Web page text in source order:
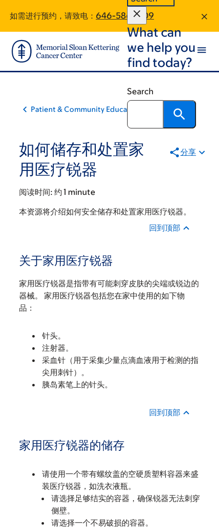
main
content
footer
如需进行预约，请致电： 646-586-1309
What can
we help you
find today?
Search
Patient & Community Education
如何储存和处置家
用医疗锐器
分享
阅读时间: 约 1 minute
本资源将介绍如何安全储存和处置家用医疗锐器。
回到顶部
关于家用医疗锐器
家用医疗锐器是指带有可能刺穿皮肤的尖端或锐边的
器械。 家用医疗锐器包括您在家中使用的如下物
品：
针头。
注射器。
采血针（用于采集少量点滴血液用于检测的指
尖用刺针）。
胰岛素笔上的针头。
回到顶部
家用医疗锐器的储存
请使用一个带有螺纹盖的空硬质塑料容器来盛
装医疗锐器，如洗衣液瓶。
请选择足够结实的容器，确保锐器无法刺穿
侧壁。
请选择一个不易破损的容器。